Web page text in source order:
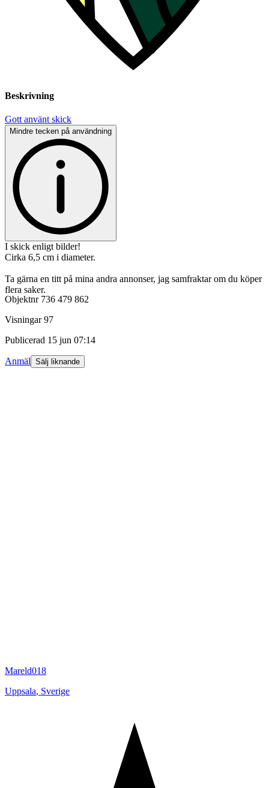
Beskrivning
Gott använt skick
Mindre tecken på användning
I skick enligt bilder!
Cirka 6,5 cm i diameter.
Ta gärna en titt på mina andra annonser, jag samfraktar om du köper
flera saker.
Objektnr 736 479 862
Visningar 97
Publicerad 15 jun 07:14
Anmäl Sälj liknande
Mareld018
Uppsala, Sverige